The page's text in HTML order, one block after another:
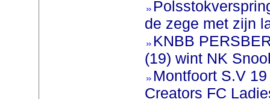
de zege met zijn
KNBB
(19) wint NK
Montfoort S.V
Creators FC